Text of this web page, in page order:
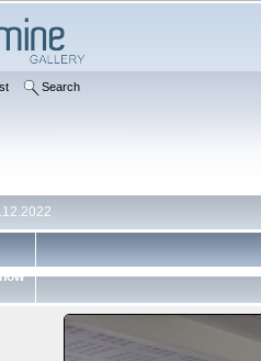
Search